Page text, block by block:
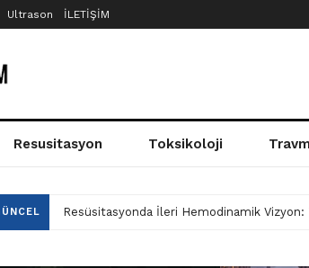
Ultrason İLETİŞİM
Resusitasyon Toksikoloji
Resüsitasyonda İleri Hemodinamik Vizyon: